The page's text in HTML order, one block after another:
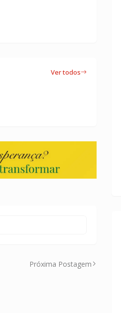
Ver todos
Próxima Postagem